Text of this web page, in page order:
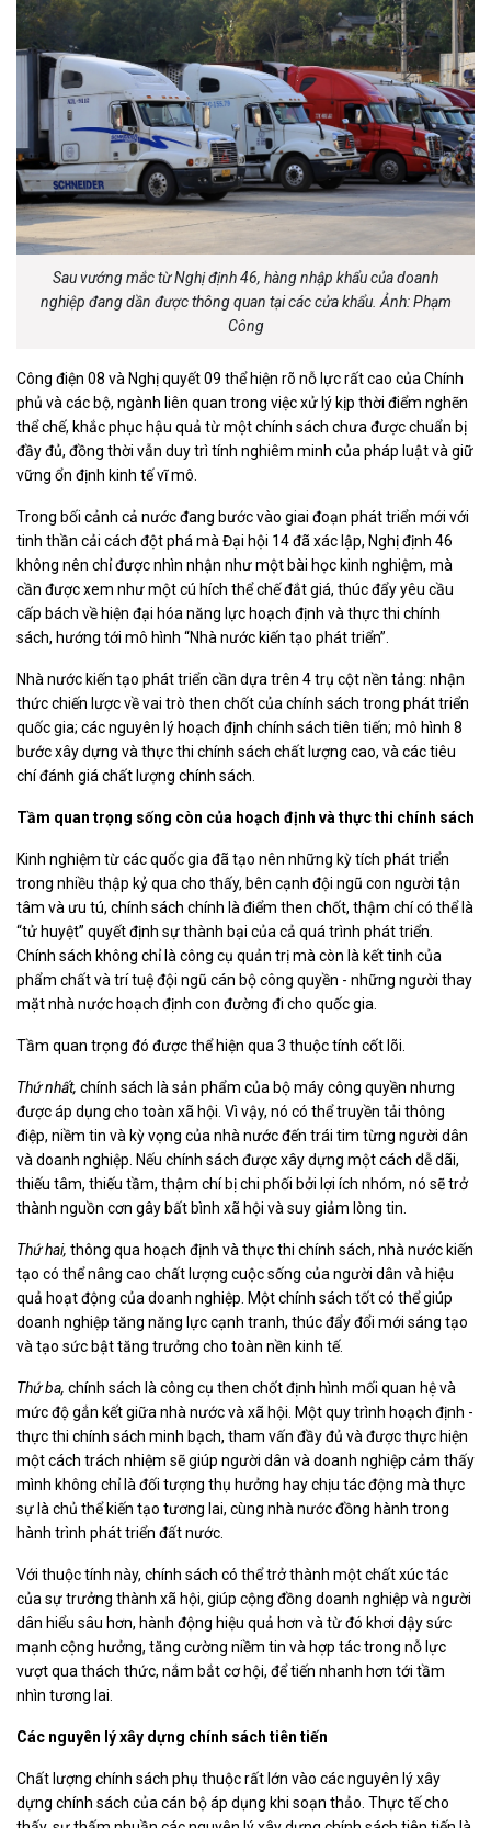
Sau vướng mắc từ Nghị định 46, hàng nhập khẩu của doanh
nghiệp đang dần được thông quan tại các cửa khẩu. Ảnh: Phạm
Công
Công điện 08 và Nghị quyết 09 thể hiện rõ nỗ lực rất cao của Chính
phủ và các bộ, ngành liên quan trong việc xử lý kịp thời điểm nghẽn
thể chế, khắc phục hậu quả từ một chính sách chưa được chuẩn bị
đầy đủ, đồng thời vẫn duy trì tính nghiêm minh của pháp luật và giữ
vững ổn định kinh tế vĩ mô.
Trong bối cảnh cả nước đang bước vào giai đoạn phát triển mới với
tinh thần cải cách đột phá mà Đại hội 14 đã xác lập, Nghị định 46
không nên chỉ được nhìn nhận như một bài học kinh nghiệm, mà
cần được xem như một cú hích thể chế đắt giá, thúc đẩy yêu cầu
cấp bách về hiện đại hóa năng lực hoạch định và thực thi chính
sách, hướng tới mô hình “Nhà nước kiến tạo phát triển”.
Nhà nước kiến tạo phát triển cần dựa trên 4 trụ cột nền tảng: nhận
thức chiến lược về vai trò then chốt của chính sách trong phát triển
quốc gia; các nguyên lý hoạch định chính sách tiên tiến; mô hình 8
bước xây dựng và thực thi chính sách chất lượng cao, và các tiêu
chí đánh giá chất lượng chính sách.
Tầm quan trọng sống còn của hoạch định và thực thi chính sách
Kinh nghiệm từ các quốc gia đã tạo nên những kỳ tích phát triển
trong nhiều thập kỷ qua cho thấy, bên cạnh đội ngũ con người tận
tâm và ưu tú, chính sách chính là điểm then chốt, thậm chí có thể là
“tử huyệt” quyết định sự thành bại của cả quá trình phát triển.
Chính sách không chỉ là công cụ quản trị mà còn là kết tinh của
phẩm chất và trí tuệ đội ngũ cán bộ công quyền - những người thay
mặt nhà nước hoạch định con đường đi cho quốc gia.
Tầm quan trọng đó được thể hiện qua 3 thuộc tính cốt lõi.
Thứ nhất, chính sách là sản phẩm của bộ máy công quyền nhưng
được áp dụng cho toàn xã hội. Vì vậy, nó có thể truyền tải thông
điệp, niềm tin và kỳ vọng của nhà nước đến trái tim từng người dân
và doanh nghiệp. Nếu chính sách được xây dựng một cách dễ dãi,
thiếu tâm, thiếu tầm, thậm chí bị chi phối bởi lợi ích nhóm, nó sẽ trở
thành nguồn cơn gây bất bình xã hội và suy giảm lòng tin.
Thứ hai, thông qua hoạch định và thực thi chính sách, nhà nước kiến
tạo có thể nâng cao chất lượng cuộc sống của người dân và hiệu
quả hoạt động của doanh nghiệp. Một chính sách tốt có thể giúp
doanh nghiệp tăng năng lực cạnh tranh, thúc đẩy đổi mới sáng tạo
và tạo sức bật tăng trưởng cho toàn nền kinh tế.
Thứ ba, chính sách là công cụ then chốt định hình mối quan hệ và
mức độ gắn kết giữa nhà nước và xã hội. Một quy trình hoạch định -
thực thi chính sách minh bạch, tham vấn đầy đủ và được thực hiện
một cách trách nhiệm sẽ giúp người dân và doanh nghiệp cảm thấy
mình không chỉ là đối tượng thụ hưởng hay chịu tác động mà thực
sự là chủ thể kiến tạo tương lai, cùng nhà nước đồng hành trong
hành trình phát triển đất nước.
Với thuộc tính này, chính sách có thể trở thành một chất xúc tác
của sự trưởng thành xã hội, giúp cộng đồng doanh nghiệp và người
dân hiểu sâu hơn, hành động hiệu quả hơn và từ đó khơi dậy sức
mạnh cộng hưởng, tăng cường niềm tin và hợp tác trong nỗ lực
vượt qua thách thức, nắm bắt cơ hội, để tiến nhanh hơn tới tầm
nhìn tương lai.
Các nguyên lý xây dựng chính sách tiên tiến
Chất lượng chính sách phụ thuộc rất lớn vào các nguyên lý xây
dựng chính sách của cán bộ áp dụng khi soạn thảo. Thực tế cho